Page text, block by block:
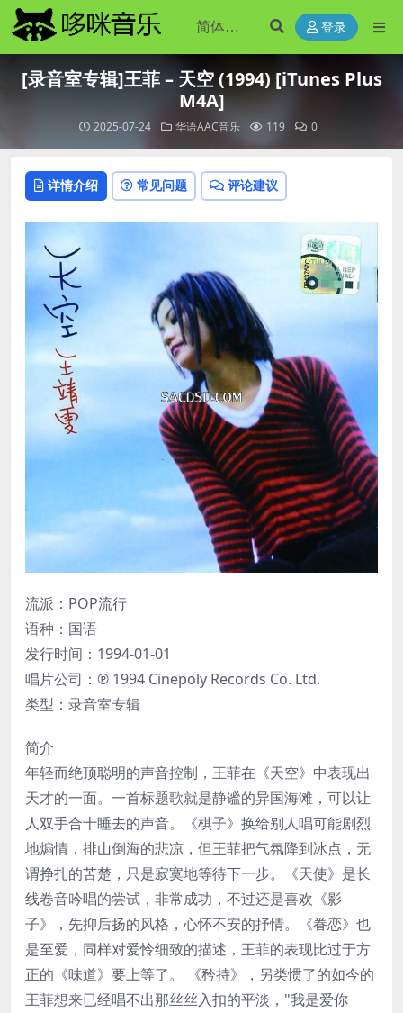
登录
[录音室专辑]王菲 – 天空 (1994) [iTunes Plus
M4A]
2025-07-24 华语AAC音乐 119 0
详情介绍 常见问题 评论建议
流派：POP流行
语种：国语
发行时间：1994-01-01
唱片公司：℗ 1994 Cinepoly Records Co. Ltd.
类型：录音室专辑
简介
年轻而绝顶聪明的声音控制，王菲在《天空》中表现出
天才的一面。一首标题歌就是静谧的异国海滩，可以让
人双手合十睡去的声音。《棋子》换给别人唱可能剧烈
地煽情，排山倒海的悲凉，但王菲把气氛降到冰点，无
谓挣扎的苦楚，只是寂寞地等待下一步。《天使》是长
线卷音吟唱的尝试，非常成功，不过还是喜欢《影
子》，先抑后扬的风格，心怀不安的抒情。《眷恋》也
是至爱，同样对爱怜细致的描述，王菲的表现比过于方
正的《味道》要上等了。 《矜持》，另类惯了的如今的
王菲想来已经唱不出那丝丝入扣的平淡，"我是爱你